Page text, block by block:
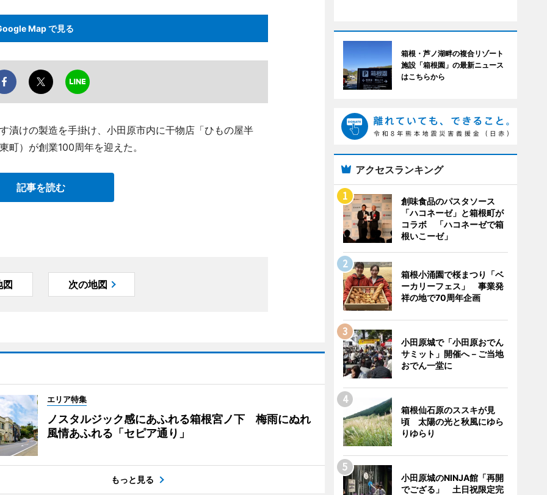
Map で見る
漬けの製造を手掛け、小田原市内に干物店「ひもの屋半
町）が創業100周年を迎えた。
記事を読む
図 次の地図
エリア特集
ノスタルジック感にあふれる箱根宮ノ下 梅雨にぬれ
風情あふれる「セピア通り」
もっと見る
箱根・芦ノ湖畔の複合リゾート
施設「箱根園」の最新ニュース
はこちらから
アクセスランキング
創味食品のパスタソース
「ハコネーゼ」と箱根町が
コラボ 「ハコネーゼで箱
根いこーゼ」
箱根小涌園で桜まつり「ベ
ーカリーフェス」 事業発
祥の地で70周年企画
小田原城で「小田原おでん
サミット」開催へ－ご当地
おでん一堂に
箱根仙石原のススキが見
頃 太陽の光と秋風にゆら
りゆらり
小田原城のNINJA館「再開
でござる」 土日祝限定完